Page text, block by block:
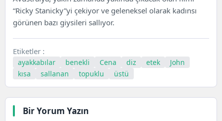
“Ricky Stanicky”yi çekiyor ve geleneksel olarak kadınsı
görünen bazı giysileri sallıyor.
Etiketler :
ayakkabılar benekli Cena diz etek
John
kısa
sallanan topuklu üstü
Bir Yorum Yazın